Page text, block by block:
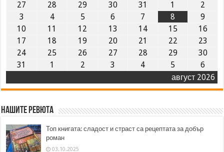
август 2026
27 28 29 30 31 1
2
3
4 5 6 7 8
9
10
11 12 13 14 15
16
17
18 19 20 21 22
23
24
25 26 27 28 29
30
31
1 2 3 4 5 6
Нашите ревюта
Топ книгата: сладост и страст са рецептата за добър
роман
03.10.2025